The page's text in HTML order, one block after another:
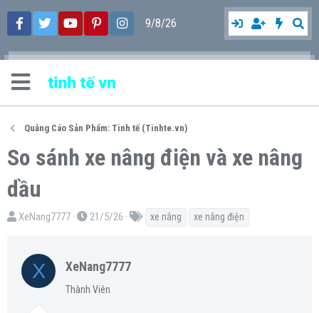
9/8/26
Quảng Cáo Sản Phẩm: Tinh tế (Tinhte.vn)
So sánh xe nâng điện và xe nâng
dầu
T
e
XeNang7777
N
y
g
21/5/26 xe nâng xe nâng điện
X XeNang7777
Thành Viên